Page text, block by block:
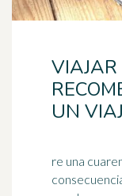
VIAJAR
UN
re una